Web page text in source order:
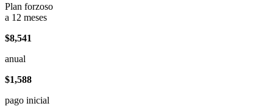
Plan forzoso
a 12 meses
$8,541
anual
$1,588
pago inicial